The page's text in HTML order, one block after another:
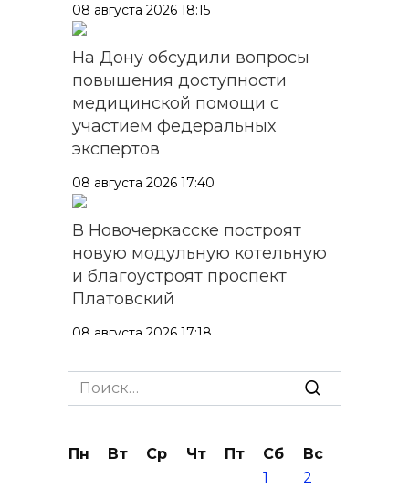
08 августа 2026 18:15
На Дону обсудили вопросы
повышения доступности
медицинской помощи с
участием федеральных
экспертов
08 августа 2026 17:40
В Новочеркасске построят
новую модульную котельную
и благоустроят проспект
Платовский
08 августа 2026 17:18
Это стало нашей традицией:
ростовчане установили
бездомных животных
Search
for:
Пн Вт Ср Чт Пт Сб
Вс
1
2